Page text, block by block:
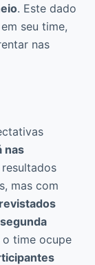
. Este dado
seu time,
nas
nas
resultados
mas com
o time ocupe